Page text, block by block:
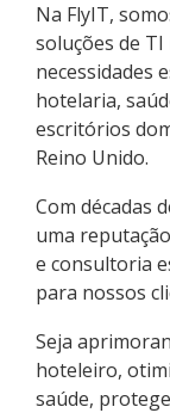
Na FlyIT,
soluções de
necessidades
hotelaria,
escritórios
Reino Unido.
Com décadas
uma
e consultoria
para nossos
Seja
hoteleiro,
saúde,